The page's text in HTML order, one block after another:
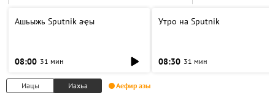
Ашьыжь Sputnik аҿы
08:00 31 мин
Утро на Sputnik
08:30 31 мин
Иацы Иахьа Аефир азы